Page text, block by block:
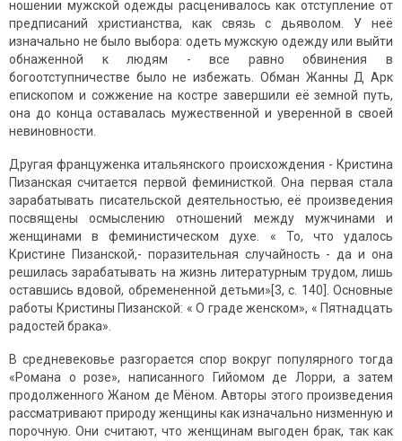
ношении мужской одежды расценивалось как отступление от
предписаний христианства, как связь с дьяволом. У неё
изначально не было выбора: одеть мужскую одежду или выйти
обнаженной к людям - все равно обвинения в
богоотступничестве было не избежать. Обман Жанны Д Арк
епископом и сожжение на костре завершили её земной путь,
она до конца оставалась мужественной и уверенной в своей
невиновности.
Другая француженка итальянского происхождения - Кристина
Пизанская считается первой феминисткой. Она первая стала
зарабатывать писательской деятельностью, её произведения
посвящены осмыслению отношений между мужчинами и
женщинами в феминистическом духе. « То, что удалось
Кристине Пизанской,- поразительная случайность - да и она
решилась зарабатывать на жизнь литературным трудом, лишь
оставшись вдовой, обремененной детьми»[3, c. 140]. Основные
работы Кристины Пизанской: « О граде женском», « Пятнадцать
радостей брака».
В средневековье разгорается спор вокруг популярного тогда
«Романа о розе», написанного Гийомом де Лорри, а затем
продолженного Жаном де Мёном. Авторы этого произведения
рассматривают природу женщины как изначально низменную и
порочную. Они считают, что женщинам выгоден брак, так как